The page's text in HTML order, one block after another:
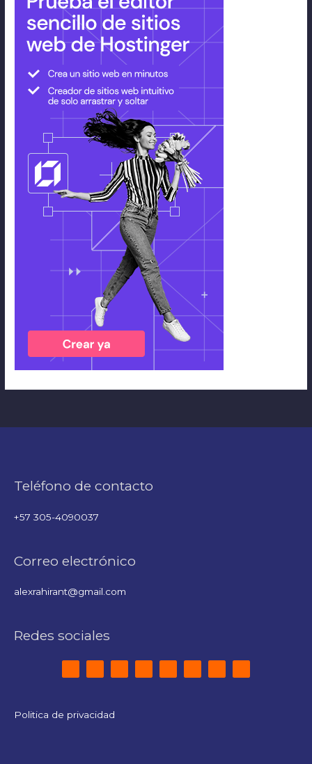
Teléfono de contacto
+57 305-4090037
Correo electrónico
alexrahirant@gmail.com
Redes sociales
Politica de privacidad